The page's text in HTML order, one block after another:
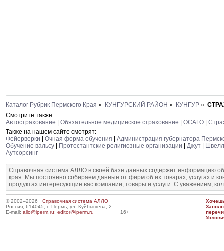
Каталог Рубрик Пермского Края » КУНГУРСКИЙ РАЙОН » КУНГУР »
Смотрите также:
Автострахование
Обязательное медицинское страхование ОСАГО
Также на нашем сайте смотрят:
Фейерверки
Очная форма обучения
Администрация губернатора
Обучение вальсу
Протестантские религиозные организации Джут
Аутсорсинг
Справочная система АЛЛО в своей базе данных содержит информацию
края. Мы постоянно собираем данные от фирм об их товарах, услугах и
продуктах интересующие вас компании, товары и услуги. С уважением,
© 2002–2026 Справочная система АЛЛО
Россия, 614045, г. Пермь, ул. Куйбышева, 2
E-mail: allo@iperm.ru; editor@iperm.ru 16+